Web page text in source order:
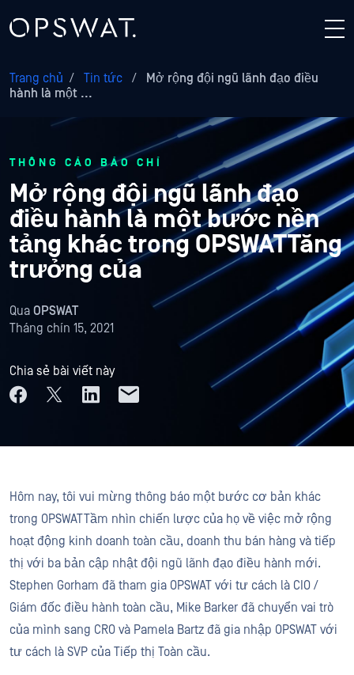
Trang chủ / Tin tức /
Mở rộng đội ngũ lãnh đạo điều
hành là một ...
THÔNG CÁO BÁO CHÍ
Mở rộng đội ngũ lãnh đạo
điều hành là một bước nền
tảng khác trong OPSWATTăng
trưởng của
Qua OPSWAT
Tháng chín 15, 2021
Chia sẻ bài viết này
Hôm nay, tôi vui mừng thông báo một bước cơ bản khác
trong OPSWATTầm nhìn chiến lược của họ về việc mở rộng
hoạt động kinh doanh toàn cầu, doanh thu bán hàng và tiếp
thị với ba bản cập nhật đội ngũ lãnh đạo điều hành mới.
Stephen Gorham đã tham gia OPSWAT với tư cách là CIO /
Giám đốc điều hành toàn cầu, Mike Barker đã chuyển vai trò
của mình sang CRO và Pamela Bartz đã gia nhập OPSWAT với
tư cách là SVP của Tiếp thị Toàn cầu.